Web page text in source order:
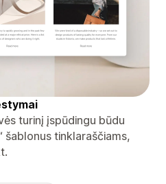
turinį įspūdingu būdu
šablonus tinklaraščiams,